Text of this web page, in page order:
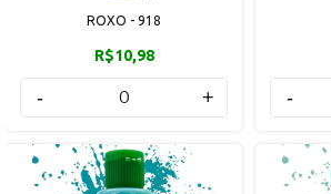
ROXO - 918
R$10,98
- + -